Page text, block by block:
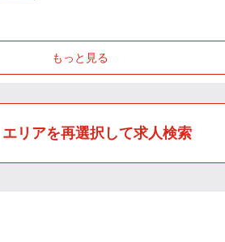
もっと見る
エリアを再選択して求人検索